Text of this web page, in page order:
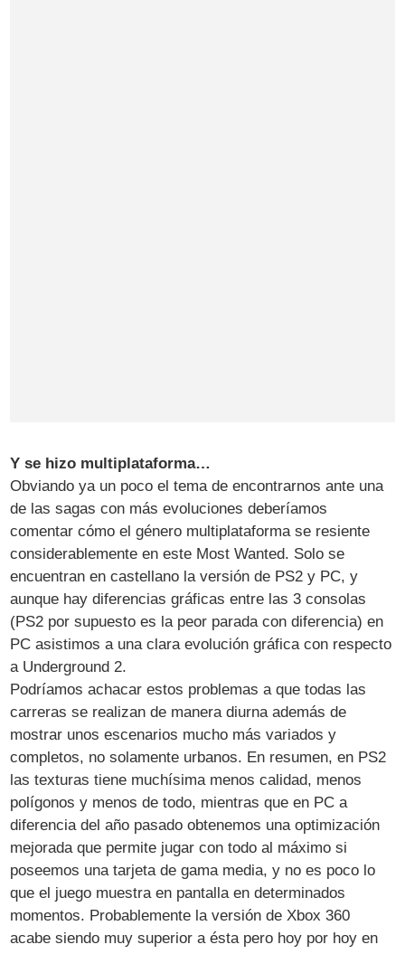
Y se hizo multiplataforma…
Obviando ya un poco el tema de encontrarnos ante una
de las sagas con más evoluciones deberíamos
comentar cómo el género multiplataforma se resiente
considerablemente en este Most Wanted. Solo se
encuentran en castellano la versión de PS2 y PC, y
aunque hay diferencias gráficas entre las 3 consolas
(PS2 por supuesto es la peor parada con diferencia) en
PC asistimos a una clara evolución gráfica con respecto
a Underground 2.
Podríamos achacar estos problemas a que todas las
carreras se realizan de manera diurna además de
mostrar unos escenarios mucho más variados y
completos, no solamente urbanos. En resumen, en PS2
las texturas tiene muchísima menos calidad, menos
polígonos y menos de todo, mientras que en PC a
diferencia del año pasado obtenemos una optimización
mejorada que permite jugar con todo al máximo si
poseemos una tarjeta de gama media, y no es poco lo
que el juego muestra en pantalla en determinados
momentos. Probablemente la versión de Xbox 360
acabe siendo muy superior a ésta pero hoy por hoy en